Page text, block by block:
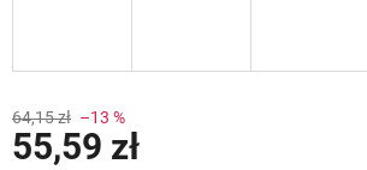
64,15 zł –13 %
55,59 zł